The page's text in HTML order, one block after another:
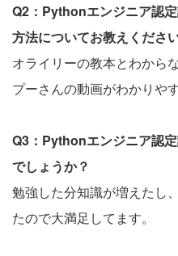
Q2：Pythonエンジニア認
方法についてお教えください
オライリーの教本とわから
プーさんの動画がわかりや
Q3：Pythonエンジニア認
でしょうか？
勉強した分知識が増えたし
たので大満足してます。